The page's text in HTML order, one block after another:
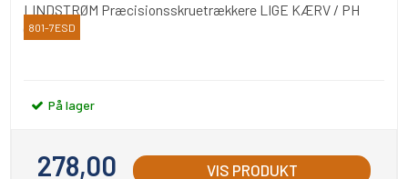
LINDSTRØM Præcisionsskruetrækkere LIGE KÆRV / PH
(7stk)
801-7ESD
På lager
278,00 VIS PRODUKT